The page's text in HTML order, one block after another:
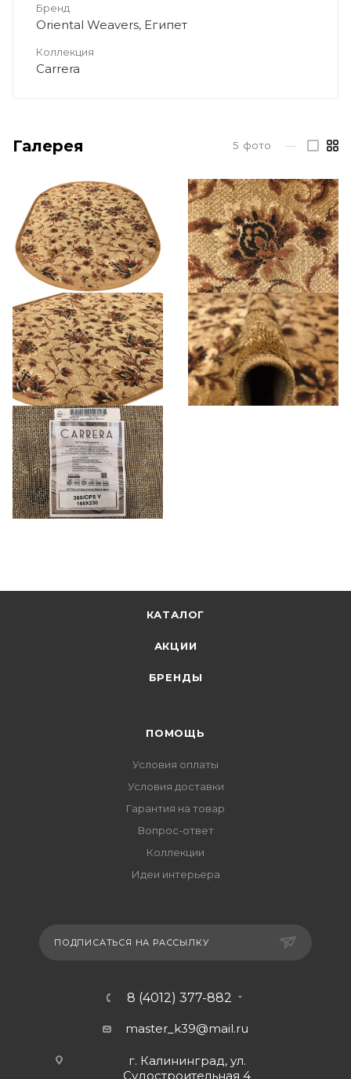
Бренд
Oriental Weavers, Египет
Коллекция
Carrera
Галерея 5 фото —
КАТАЛОГ
АКЦИИ
БРЕНДЫ
ПОМОЩЬ
Условия оплаты
Условия доставки
Гарантия на товар
Вопрос-ответ
Коллекции
Идеи интерьера
ПОДПИСАТЬСЯ НА РАССЫЛКУ
8 (4012) 377-882
master_k39@mail.ru
г. Калининград, ул.
Судостроительная 4